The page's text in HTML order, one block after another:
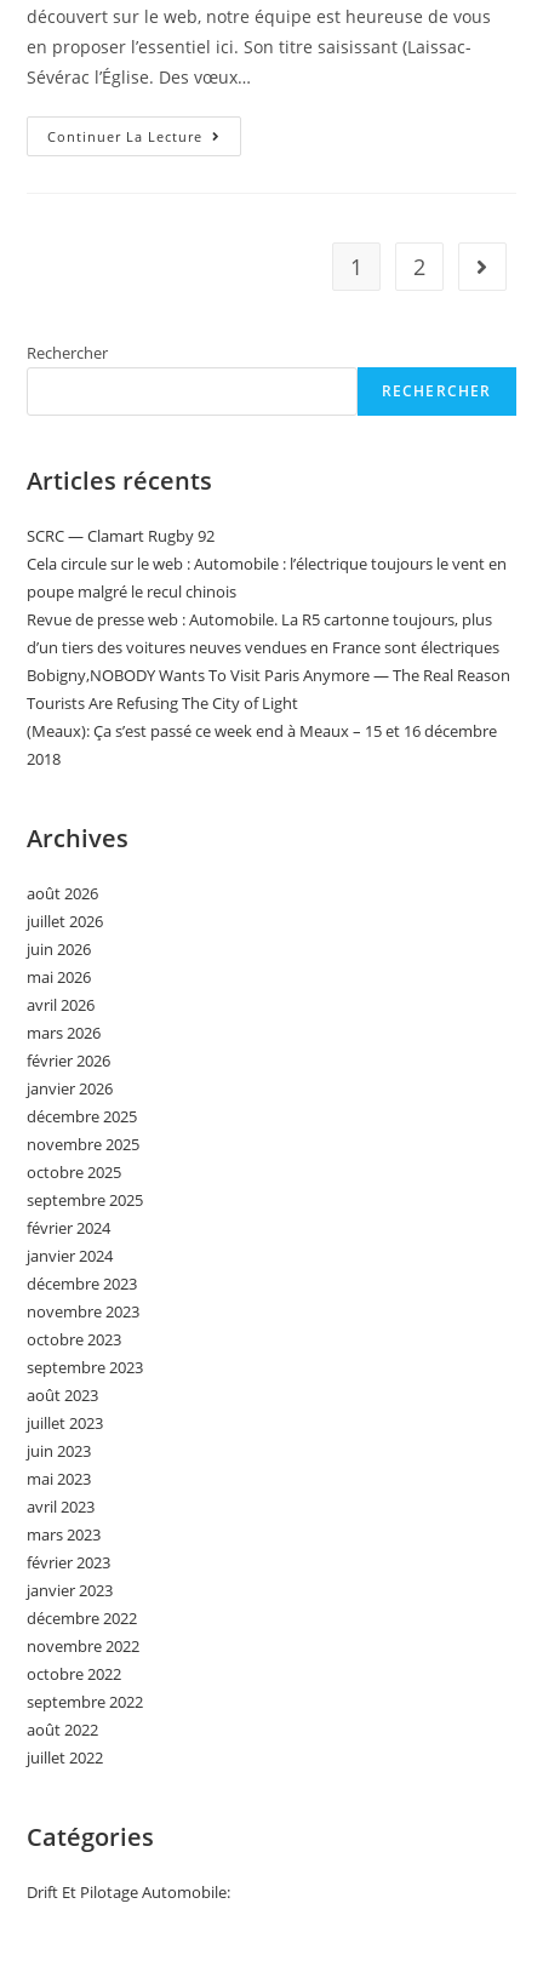
découvert sur le web, notre équipe est heureuse de vous
en proposer l’essentiel ici. Son titre saisissant (Laissac-
Sévérac l’Église. Des vœux…
Continuer La Lecture A
Lire
Par
La
Commune
1 2 Aller à
Rechercher
RECHERCHER
Articles récents
SCRC — Clamart Rugby 92
Cela circule sur le web : Automobile : l’électrique toujours le vent en
poupe malgré le recul chinois
Revue de presse web : Automobile. La R5 cartonne toujours, plus
d’un tiers des voitures neuves vendues en France sont électriques
Bobigny,NOBODY Wants To Visit Paris Anymore — The Real Reason
Tourists Are Refusing The City of Light
(Meaux): Ça s’est passé ce week end à Meaux – 15 et 16 décembre
2018
Archives
août 2026
juillet 2026
juin 2026
mai 2026
avril 2026
mars 2026
février 2026
janvier 2026
décembre 2025
novembre 2025
octobre 2025
septembre 2025
février 2024
janvier 2024
décembre 2023
novembre 2023
octobre 2023
septembre 2023
août 2023
juillet 2023
juin 2023
mai 2023
avril 2023
mars 2023
février 2023
janvier 2023
décembre 2022
novembre 2022
octobre 2022
septembre 2022
août 2022
juillet 2022
Catégories
Drift Et Pilotage Automobile: